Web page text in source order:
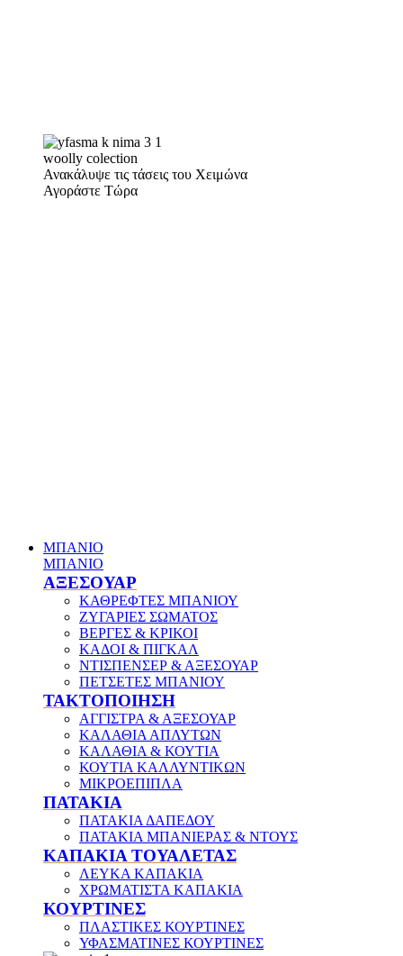
woolly colection
Ανακάλυψε τις τάσεις του Χειμώνα
Αγοράστε Τώρα
ΜΠΑΝΙΟ
ΜΠΑΝΙΟ
ΑΞΕΣΟΥΑΡ
ΚΑΘΡΕΦΤΕΣ ΜΠΑΝΙΟΥ
ΖΥΓΑΡΙΕΣ ΣΩΜΑΤΟΣ
ΒΕΡΓΕΣ & ΚΡΙΚΟΙ
ΚΑΔΟΙ & ΠΙΓΚΑΛ
ΝΤΙΣΠΕΝΣΕΡ & ΑΞΕΣΟΥΑΡ
ΠΕΤΣΕΤΕΣ ΜΠΑΝΙΟΥ
ΤΑΚΤΟΠΟΙΗΣΗ
ΑΓΓΙΣΤΡΑ & ΑΞΕΣΟΥΑΡ
ΚΑΛΑΘΙΑ ΑΠΛΥΤΩΝ
ΚΑΛΑΘΙΑ & ΚΟΥΤΙΑ
ΚΟΥΤΙΑ ΚΑΛΛΥΝΤΙΚΩΝ
ΜΙΚΡΟΕΠΙΠΛΑ
ΠΑΤΑΚΙΑ
ΠΑΤΑΚΙΑ ΔΑΠΕΔΟΥ
ΠΑΤΑΚΙΑ ΜΠΑΝΙΕΡΑΣ & ΝΤΟΥΣ
ΚΑΠΑΚΙΑ ΤΟΥΑΛΕΤΑΣ
ΛΕΥΚΑ ΚΑΠΑΚΙΑ
ΧΡΩΜΑΤΙΣΤΑ ΚΑΠΑΚΙΑ
ΚΟΥΡΤΙΝΕΣ
ΠΛΑΣΤΙΚΕΣ ΚΟΥΡΤΙΝΕΣ
ΥΦΑΣΜΑΤΙΝΕΣ ΚΟΥΡΤΙΝΕΣ